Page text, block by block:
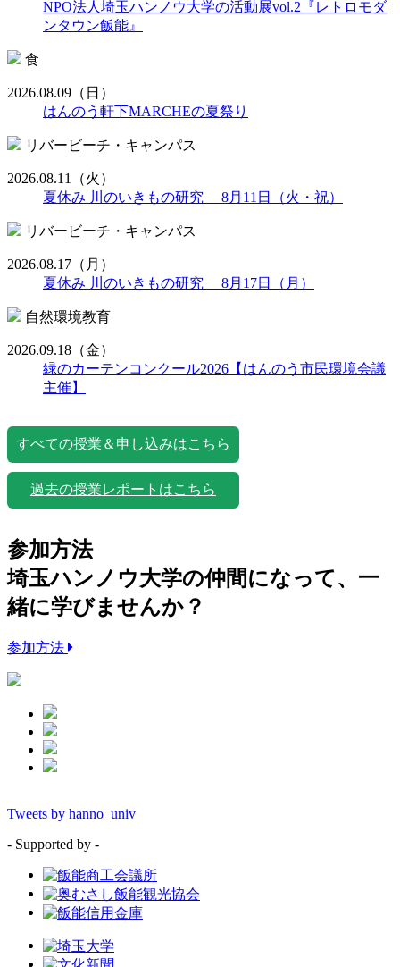
NPO法人埼玉ハンノウ大学の活動展vol.2『レトロモダ
ンタウン飯能』
食
2026.08.09 （日）
はんのう軒下MARCHEの夏祭り
リバービーチ・キャンパス
2026.08.11
（火）
夏休み 川のいきもの研究 8月11日（火・祝）
リバービーチ・キャンパス
2026.08.17 （月）
夏休み 川のいきもの研究 8月17日（月）
自然環境教育
2026.09.18 （金）
緑のカーテンコンクール2026【はんのう市民環境会議
主催】
すべての授業＆申し込みはこちら
過去の授業レポートはこちら
参加方法
埼玉ハンノウ大学の仲間になって、一
緒に学びませんか？
参加方法
Tweets by hanno_univ
- Supported by -